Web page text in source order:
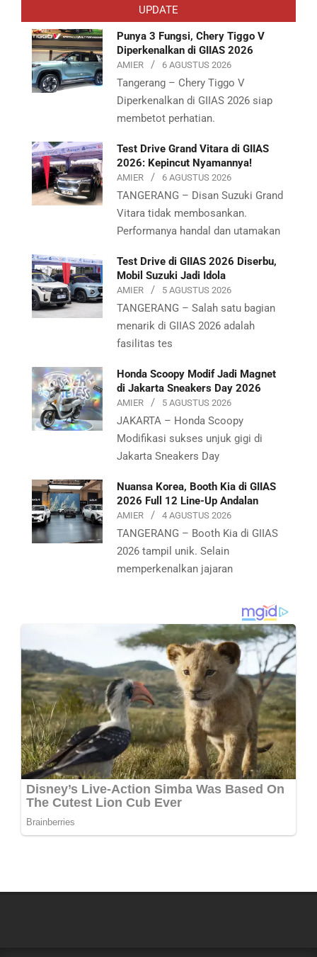
UPDATE
Punya 3 Fungsi, Chery Tiggo V
Diperkenalkan di GIIAS 2026
AMIER 6 AGUSTUS 2026
Tangerang – Chery Tiggo V
Diperkenalkan di GIIAS 2026 siap
membetot perhatian.
Test Drive Grand Vitara di GIIAS
2026: Kepincut Nyamannya!
AMIER 6 AGUSTUS 2026
TANGERANG – Disan Suzuki Grand
Vitara tidak membosankan.
Performanya handal dan utamakan
Test Drive di GIIAS 2026 Diserbu,
Mobil Suzuki Jadi Idola
AMIER 5 AGUSTUS 2026
TANGERANG – Salah satu bagian
menarik di GIIAS 2026 adalah
fasilitas tes
Honda Scoopy Modif Jadi Magnet
di Jakarta Sneakers Day 2026
AMIER 5 AGUSTUS 2026
JAKARTA – Honda Scoopy
Modifikasi sukses unjuk gigi di
Jakarta Sneakers Day
Nuansa Korea, Booth Kia di GIIAS
2026 Full 12 Line-Up Andalan
AMIER 4 AGUSTUS 2026
TANGERANG – Booth Kia di GIIAS
2026 tampil unik. Selain
memperkenalkan jajaran